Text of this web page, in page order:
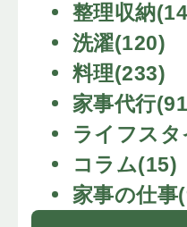
整理収納
洗濯(120)
料理(233)
家事代行
ライフス
コラム(15)
家事の仕事